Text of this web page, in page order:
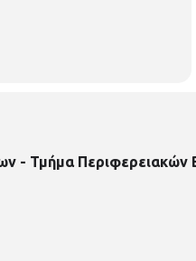
- Τμήμα Περιφερειακών